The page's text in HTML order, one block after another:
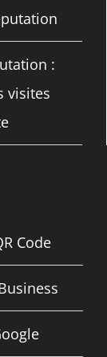
:
visites
Code